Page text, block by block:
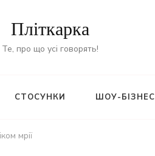
Пліткарка
Те, про що усі говорять!
СТОСУНКИ ШОУ-БІЗНЕС
мрії